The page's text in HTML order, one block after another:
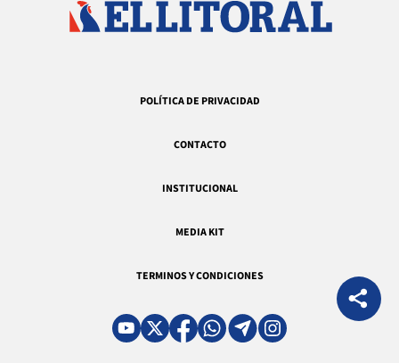
POLÍTICA DE PRIVACIDAD
CONTACTO
INSTITUCIONAL
MEDIA KIT
TERMINOS Y CONDICIONES